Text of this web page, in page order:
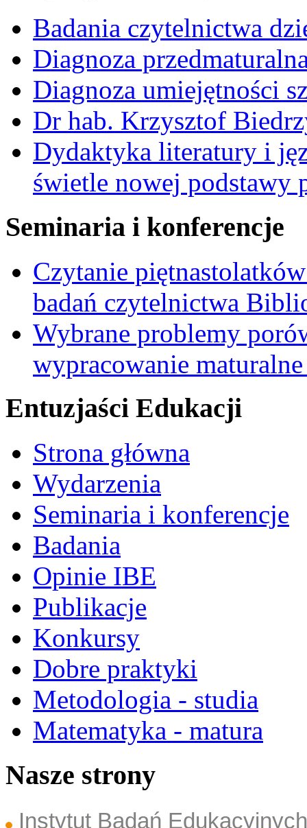
Badania czytelnictwa
Diagnoza
Diagnoza umiejętności
Dr hab. Krzysztof
Dydaktyka literatury i
świetle nowej podstawy
Seminaria i konferencje
Czytanie
badań czytelnictwa
Wybrane problemy
wypracowanie
Entuzjaści Edukacji
Strona główna
Wydarzenia
Seminaria i konferencje
Badania
Opinie IBE
Publikacje
Konkursy
Dobre praktyki
Metodologia - studia
Matematyka - matura
Nasze strony
Instytut Badań